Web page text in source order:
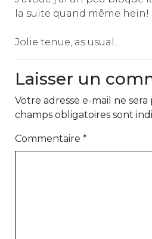
la suite quand même hein!
Jolie tenue, as usual...
Laisser un
Votre adresse e-mail ne sera
champs obligatoires sont
Commentaire *